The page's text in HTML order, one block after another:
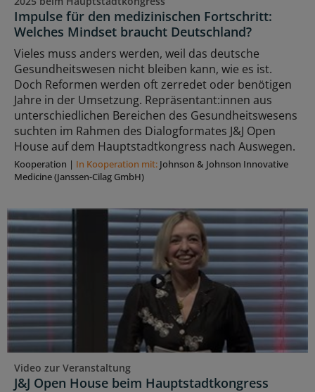
Impulse für den medizinischen Fortschritt:
Welches Mindset braucht Deutschland?
Vieles muss anders werden, weil das deutsche
Gesundheitswesen nicht bleiben kann, wie es ist.
Doch Reformen werden oft zerredet oder benötigen
Jahre in der Umsetzung. Repräsentant:innen aus
unterschiedlichen Bereichen des Gesundheitswesens
suchten im Rahmen des Dialogformates J&J Open
House auf dem Hauptstadtkongress nach Auswegen.
Kooperation | In Kooperation mit: Johnson & Johnson Innovative
Medicine (Janssen-Cilag GmbH)
Video zur Veranstaltung
J&J Open House beim Hauptstadtkongress